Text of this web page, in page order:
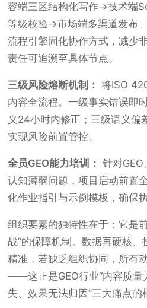
容端三区结构化写作→技术端
等级校验→市场端多渠道发布
流程引擎固化协作方式，减少
责任可追溯至具体节点。
三级风险熔断机制： 将ISO
内容全流程。一级事实错误即
义24小时内修正；三级语义偏
实现风险前置管控。
全员GEO能力培训： 针对GEO
认知薄弱问题，项目启动前置
化作业指引与示例模板，确保
组织要素的独特性在于：它是
战”的保障机制。数据再硬核
精准，若缺乏组织协同，所有
——这正是GEO行业“内容质量
失、效果无法归因”三大痛点的